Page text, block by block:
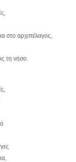
στο αρχιπέλαγος,
τη νήσο.